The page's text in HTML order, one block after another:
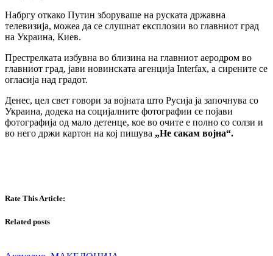
Набргу откако Путин зборуваше на руската државна
телевизија, можеа да се слушнат експлозии во главниот град
на Украина, Киев.
Престрелката избувна во близина на главниот аеродром во
главниот град, јави новинската агенција Interfax, а сирените се
огласија над градот.
Денес, цел свет говори за војната што Русија ја започнува со
Украина, додека на социјалните фотографии се појави
фотографија од мало детенце, кое во очите е полно со солзи и
во него држи картон на кој пишува „Не сакам војна“.
Rate This Article:
Related posts